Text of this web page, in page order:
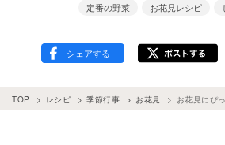
定番の野菜
お花見レシピ
TOP レシピ 季節行事 お花見 お花見にぴ